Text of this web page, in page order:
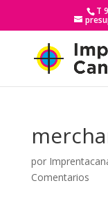
T
por
Comentarios